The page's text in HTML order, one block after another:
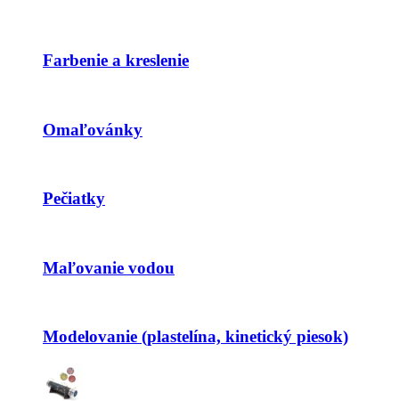
Farbenie a kreslenie
Omaľovánky
Pečiatky
Maľovanie vodou
Modelovanie (plastelína, kinetický piesok)